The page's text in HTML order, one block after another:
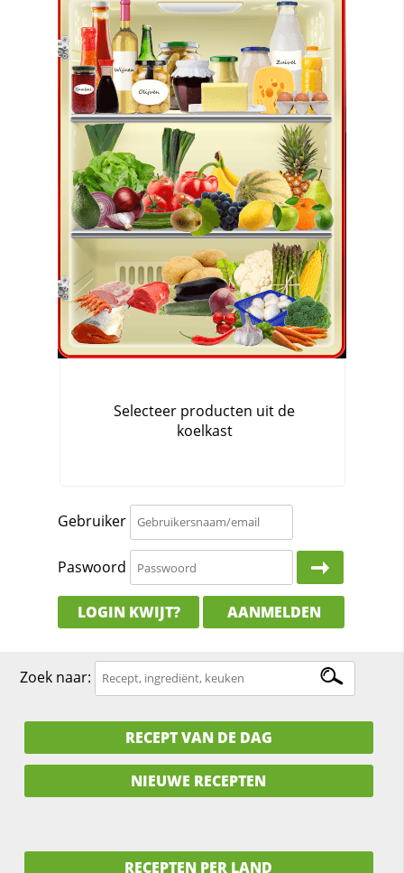
Gebruiker
Paswoord
LOGIN KWIJT? AANMELDEN
Zoek naar:
RECEPT VAN DE DAG
NIEUWE RECEPTEN
RECEPTEN PER LAND